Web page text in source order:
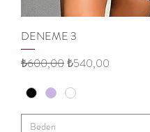
DENEME 3
Regular Price
₺600,00Sale Price
₺540,00